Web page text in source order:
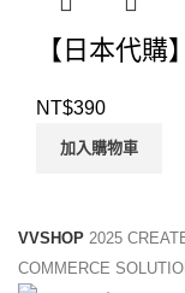
【日本代
NT$390
加入購物車
VVSHOP 2025
COMMERCE